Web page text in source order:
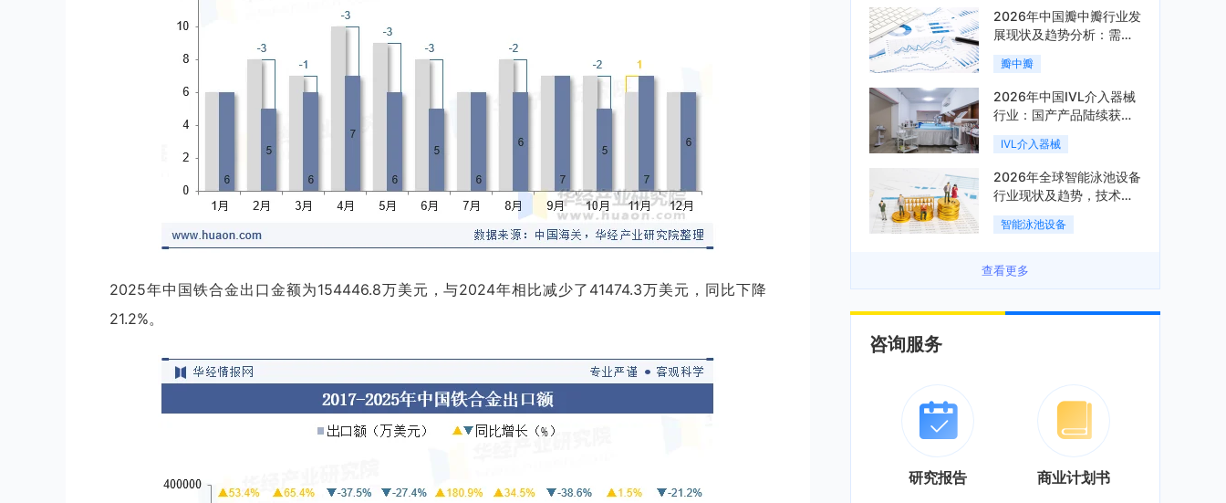
2025年中国铁合金出口金额为154446.8万美元，与2024年相比减少了41474.3万美元，同比下降
21.2%。
2026年中国瓣中瓣行业发
展现状及趋势分析：需求
可持续释放，市场发展前
景良好「图」
瓣中瓣
2026年中国IVL介入器械
行业：国产产品陆续获
批，市场将进入持续高增
长阶段「图」
IVL介入器械
2026年全球智能泳池设备
行业现状及趋势，技术端
朝着系统集成、绿色节能
方向迭代「图」
智能泳池设备
查看更多
咨询服务
研究报告 商业计划书